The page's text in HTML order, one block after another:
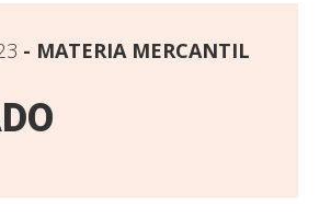
MATERIA MERCANTIL